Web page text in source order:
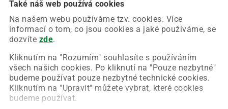
Také náš web používá cookies
Na našem webu používáme tzv. cookies. Více
informací o tom, co jsou cookies a jaké používáme, se
dozvíte zde.
Kliknutím na "Rozumím" souhlasíte s používáním
všech našich cookies. Po kliknutí na "Pouze nezbytné"
budeme používat pouze nezbytné technické cookies.
Kliknutím na "Upravit" můžete vybrat, které cookies
budeme používat.
Chyba nastala na naší straně a už ji opravujeme.
Zkuste prosím znovu načíst požadovanou stránku.
Obnovit stránku Úvodní strana